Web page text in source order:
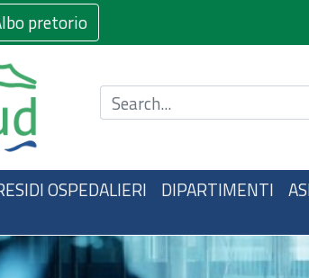
pretorio
Cerca nel sito
OSPEDALIERI DIPARTIMENTI